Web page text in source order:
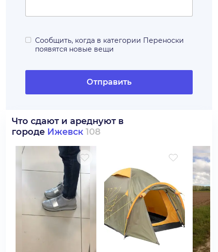
Сообщить, когда в категории Переноски
появятся новые вещи
Отправить
Что сдают и ареднуют в
городе Ижевск 108